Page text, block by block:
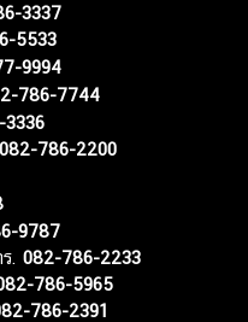
3337
5533
9994
786-7744
082-786-2200
9787
. 082-786-2233
786-5965
786-2391